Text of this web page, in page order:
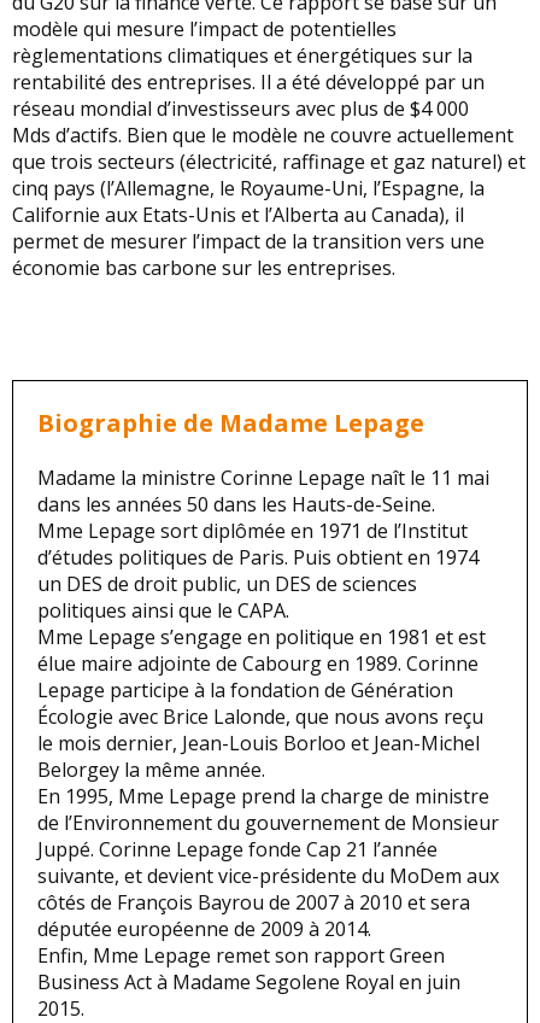
modèle qui mesure l’impact de potentielles
règlementations climatiques et énergétiques sur la
rentabilité des entreprises. Il a été développé par un
réseau mondial d’investisseurs avec plus de $4 000
Mds d’actifs. Bien que le modèle ne couvre actuellement
que trois secteurs (électricité, raffinage et gaz naturel) et
cinq pays (l’Allemagne, le Royaume-Uni, l’Espagne, la
Californie aux Etats-Unis et l’Alberta au Canada), il
permet de mesurer l’impact de la transition vers une
économie bas carbone sur les entreprises.
Biographie de Madame Lepage
Madame la ministre Corinne Lepage naît le 11 mai
dans les années 50 dans les Hauts-de-Seine.
Mme Lepage sort diplômée en 1971 de l’Institut
d’études politiques de Paris. Puis obtient en 1974
un DES de droit public, un DES de sciences
politiques ainsi que le CAPA.
Mme Lepage s’engage en politique en 1981 et est
élue maire adjointe de Cabourg en 1989. Corinne
Lepage participe à la fondation de Génération
Écologie avec Brice Lalonde, que nous avons reçu
le mois dernier, Jean-Louis Borloo et Jean-Michel
Belorgey la même année.
En 1995, Mme Lepage prend la charge de ministre
de l’Environnement du gouvernement de Monsieur
Juppé. Corinne Lepage fonde Cap 21 l’année
suivante, et devient vice-présidente du MoDem aux
côtés de François Bayrou de 2007 à 2010 et sera
députée européenne de 2009 à 2014.
Enfin, Mme Lepage remet son rapport Green
Business Act à Madame Segolene Royal en juin
2015.